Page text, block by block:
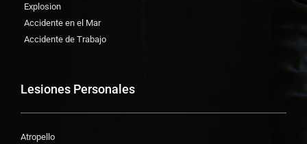
Explosion
Accidente en el Mar
Accidente de Trabajo
Lesiones Personales
Atropello